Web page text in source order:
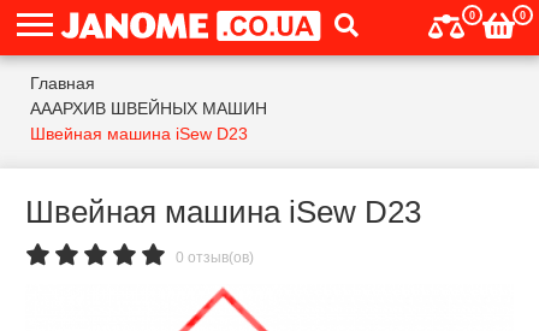
0 0
Главная
АААРХИВ ШВЕЙНЫХ МАШИН
Швейная машина iSew D23
Швейная машина iSew D23
0 отзыв(ов)